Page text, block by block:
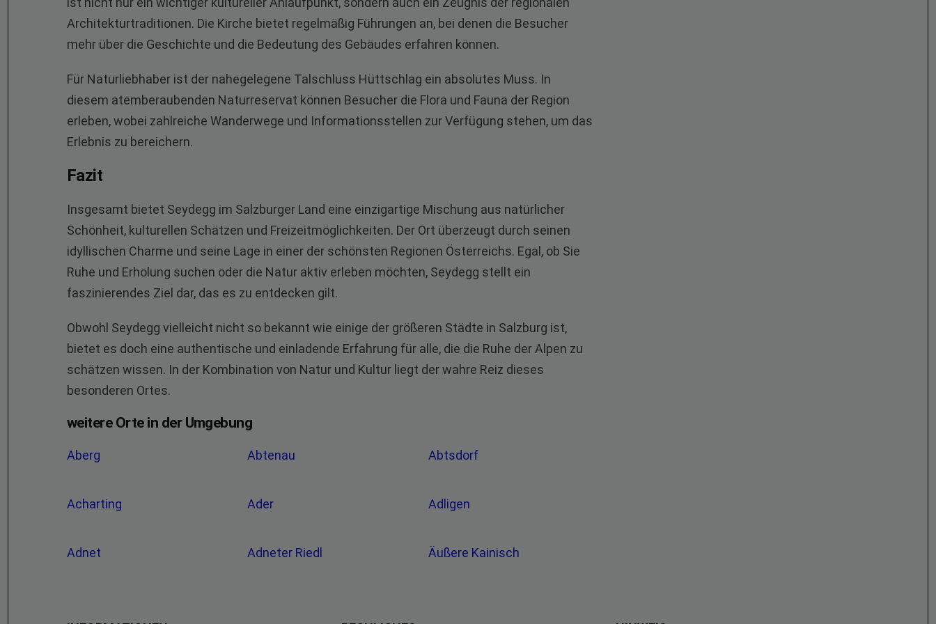
Architekturtraditionen. Die Kirche bietet regelmäßig Führungen an, bei denen die Besucher
mehr über die Geschichte und die Bedeutung des Gebäudes erfahren können.
Für Naturliebhaber ist der nahegelegene Talschluss Hüttschlag ein absolutes Muss. In
diesem atemberaubenden Naturreservat können Besucher die Flora und Fauna der Region
erleben, wobei zahlreiche Wanderwege und Informationsstellen zur Verfügung stehen, um das
Erlebnis zu bereichern.
Fazit
Insgesamt bietet Seydegg im Salzburger Land eine einzigartige Mischung aus natürlicher
Schönheit, kulturellen Schätzen und Freizeitmöglichkeiten. Der Ort überzeugt durch seinen
idyllischen Charme und seine Lage in einer der schönsten Regionen Österreichs. Egal, ob Sie
Ruhe und Erholung suchen oder die Natur aktiv erleben möchten, Seydegg stellt ein
faszinierendes Ziel dar, das es zu entdecken gilt.
Obwohl Seydegg vielleicht nicht so bekannt wie einige der größeren Städte in Salzburg ist,
bietet es doch eine authentische und einladende Erfahrung für alle, die die Ruhe der Alpen zu
schätzen wissen. In der Kombination von Natur und Kultur liegt der wahre Reiz dieses
besonderen Ortes.
weitere Orte in der Umgebung
Aberg Abtenau Abtsdorf
Acharting Ader Adligen
Adnet Adneter Riedl Äußere Kainisch